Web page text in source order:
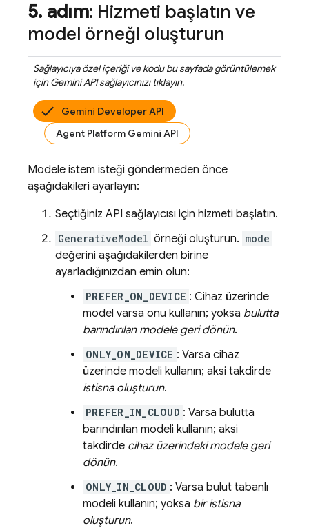
5. adım: Hizmeti başlatın ve
model örneği oluşturun
Sağlayıcıya özel içeriği ve kodu bu sayfada görüntülemek
içinGemini APIsağlayıcınızı tıklayın.
Gemini Developer API
Agent Platform Gemini API
Modele istem isteği göndermeden önce
aşağıdakileri ayarlayın:
Seçtiğiniz API sağlayıcısı için hizmeti başlatın.
GenerativeModel örneği oluşturun. mode
değerini aşağıdakilerden birine
ayarladığınızdan emin olun:
PREFER_ON_DEVICE : Cihaz üzerinde
model varsa onu kullanın; yoksa bulutta
barındırılan modele geri dönün.
ONLY_ON_DEVICE : Varsa cihaz
üzerinde modeli kullanın; aksi takdirde
istisna oluşturun.
PREFER_IN_CLOUD : Varsa bulutta
barındırılan modeli kullanın; aksi
takdirde cihaz üzerindeki modele geri
dönün.
ONLY_IN_CLOUD : Varsa bulut tabanlı
modeli kullanın; yoksa bir istisna
oluşturun.